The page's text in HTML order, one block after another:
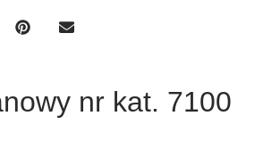
nr kat. 7100